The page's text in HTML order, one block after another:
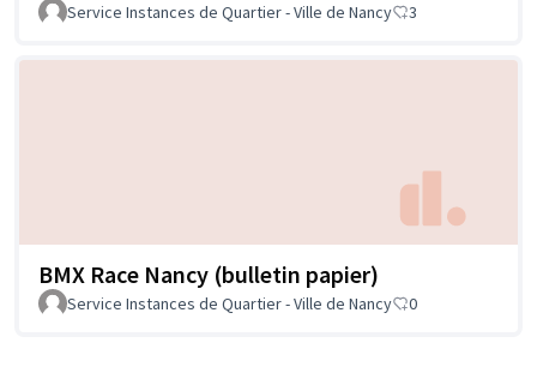
Service Instances de Quartier - Ville de Nancy 3
BMX Race Nancy (bulletin papier)
Service Instances de Quartier - Ville de Nancy 0